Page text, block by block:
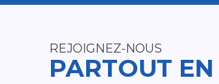
REJOIGNEZ-NOUS
PARTOUT